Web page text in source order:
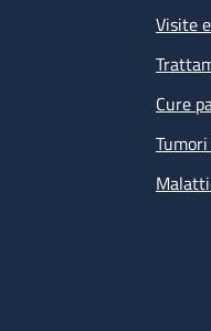
Visite
Cure